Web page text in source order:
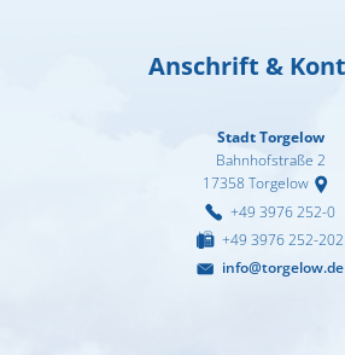
Anschrift &
Stadt Torgelow
Bahnhofstraße 2
17358 Torgelow
+49 3976 252-0
+49 3976 252-202
info@torgelow.de